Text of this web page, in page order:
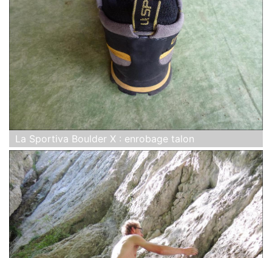
La Sportiva Boulder X : enrobage talon